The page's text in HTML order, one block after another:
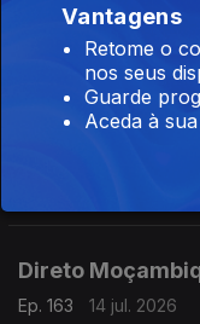
Orfeu de Sá Lisboa
Direto
Direto
Ep. 163
14 jul. 2026
Vantagens
Retome o
nos seus
Guarde
Aceda à